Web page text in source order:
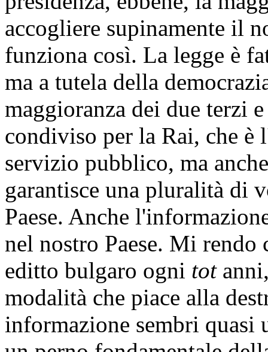
accogliere supinamente il
funziona così. La legge è
ma a tutela della
maggioranza dei due terzi
condiviso per la Rai, che è
servizio pubblico, ma
garantisce una pluralità di
Paese. Anche
nel nostro Paese. Mi rendo
editto bulgaro ogni tot
modalità che piace alla
informazione sembri quasi